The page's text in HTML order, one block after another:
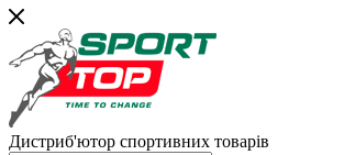
Дистриб'ютор спортивних товарів